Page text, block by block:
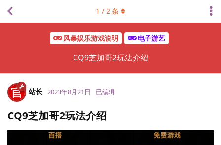
风暴娱乐游戏说明 电子游艺
CQ9芝加哥2玩法介绍
1 / 2 条
站长 2023年8月21日 已编辑
CQ9芝加哥2玩法介绍